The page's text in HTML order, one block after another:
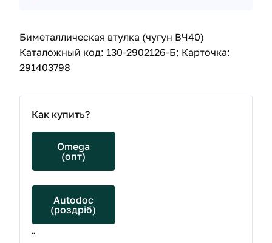
Биметаллическая втулка (чугун ВЧ40)
Каталожный код: 130-2902126-Б; Карточка:
291403798
Как купить?
Omega
(опт)
Autodoc
(роздріб)
"